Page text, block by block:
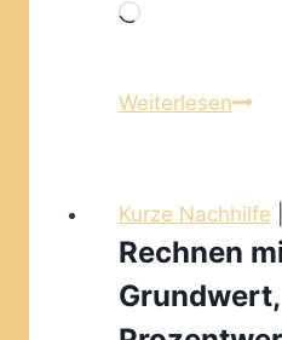
Wird
WeiterlesenMit
ein
Kurze Nachhilfe
Rechnen
Grundwert,